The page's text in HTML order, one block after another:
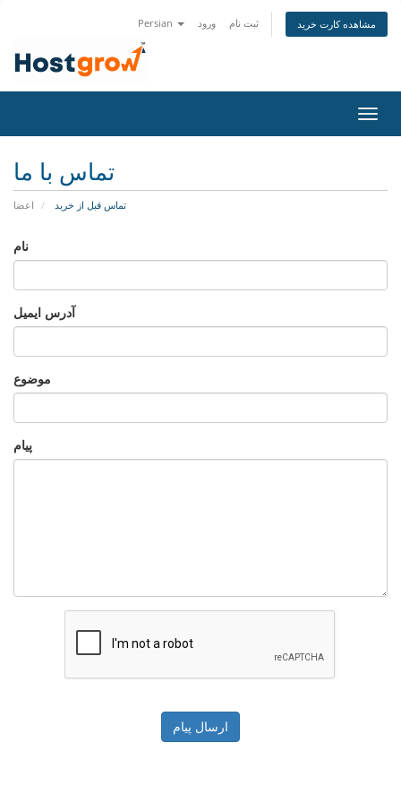
Persian ورود ثبت نام مشاهده کارت خرید
تغییر
تماس با ما
اعضا تماس قبل از خرید
نام
آدرس ایمیل
موضوع
پیام
ارسال پیام